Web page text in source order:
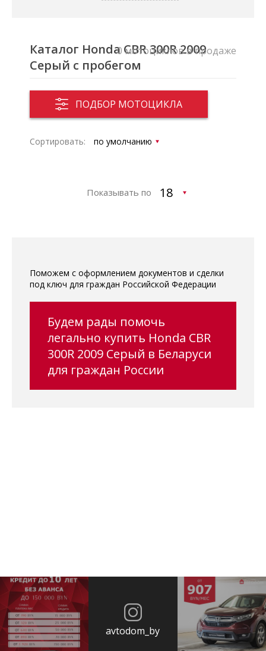
Каталог Honda CBR 300R 2009
Серый с пробегом
ПОДБОР МОТОЦИКЛА
0 мотоциклов в продаже
Сортировать:
Показывать по
Поможем с оформлением документов и сделки
под ключ для граждан Российской Федерации
Будем рады помочь
легально купить Honda CBR
300R 2009 Серый в Беларуси
для граждан России
avtodom_by